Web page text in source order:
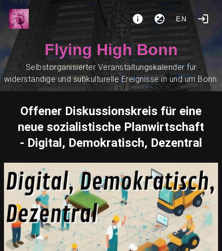
EN
Flying High Bonn
Selbstorganisierter Veranstaltungskalender für
widerständige und subkulturelle Ereignisse in und um Bonn.
Offener Diskussionskreis für eine
neue sozialistische Planwirtschaft
- Digital, Demokratisch, Dezentral